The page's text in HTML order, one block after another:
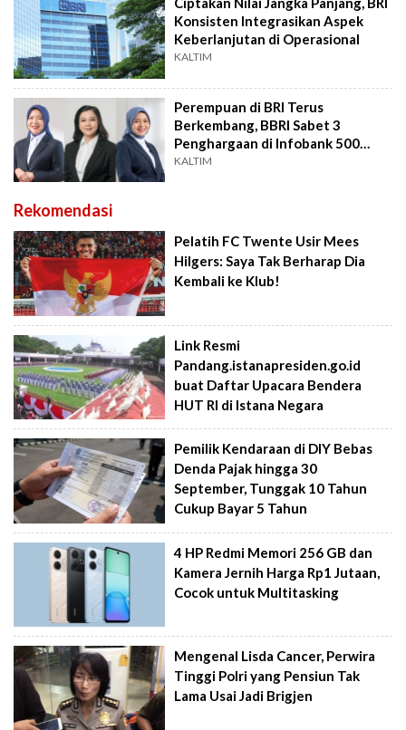
Konsisten Integrasikan Aspek
Keberlanjutan di Operasional
KALTIM
Perempuan di BRI Terus
Berkembang, BBRI Sabet 3
Penghargaan di Infobank 500
Most Outstanding Women
KALTIM
Rekomendasi
Pelatih FC Twente Usir Mees
Hilgers: Saya Tak Berharap Dia
Kembali ke Klub!
Link Resmi
Pandang.istanapresiden.go.id
buat Daftar Upacara Bendera
HUT RI di Istana Negara
Pemilik Kendaraan di DIY Bebas
Denda Pajak hingga 30
September, Tunggak 10 Tahun
Cukup Bayar 5 Tahun
4 HP Redmi Memori 256 GB dan
Kamera Jernih Harga Rp1 Jutaan,
Cocok untuk Multitasking
Mengenal Lisda Cancer, Perwira
Tinggi Polri yang Pensiun Tak
Lama Usai Jadi Brigjen